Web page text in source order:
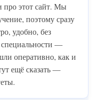
про этот сайт. Мы
поэтому сразу
удобно, без
—
оперативно, как и
ещё сказать —